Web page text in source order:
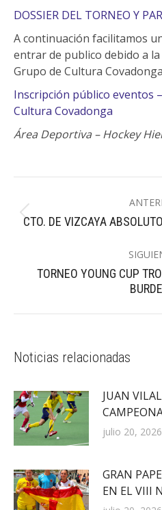
DOSSIER DEL TORNEO Y
A continuación facilitamos
entrar de publico debido a
Grupo de Cultura Covadonga
Inscripción público eventos
Cultura Covadonga
Área Deportiva – Hockey
entre
CTO. DE VIZCAYA
TORNEO YOUNG CUP
Noticias relacionadas
JUAN
julio 20, 2026
GRAN
EN EL VIII